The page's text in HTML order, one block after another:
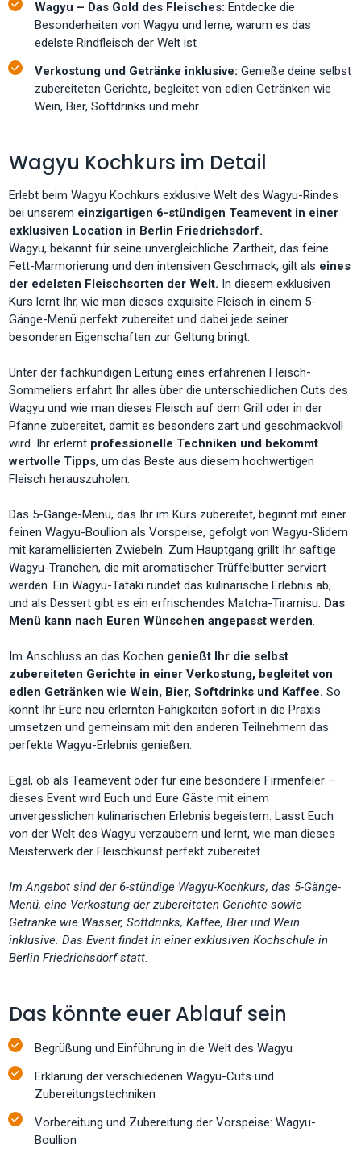
Wagyu – Das Gold des Fleisches: Entdecke die
Besonderheiten von Wagyu und lerne, warum es das
edelste Rindfleisch der Welt ist
Verkostung und Getränke inklusive:Genieße deine selbst
zubereiteten Gerichte, begleitet von edlen Getränken wie
Wein, Bier, Softdrinks und mehr
Wagyu Kochkurs im Detail
Erlebt beim Wagyu Kochkurs exklusive Welt des Wagyu-Rindes
bei unserem einzigartigen 6-stündigen Teamevent in einer
exklusiven Location in Berlin Friedrichsdorf.
Wagyu, bekannt für seine unvergleichliche Zartheit, das feine
Fett-Marmorierung und den intensiven Geschmack, gilt als eines
der edelsten Fleischsorten der Welt. In diesem exklusiven
Kurs lernt Ihr, wie man dieses exquisite Fleisch in einem 5-
Gänge-Menü perfekt zubereitet und dabei jede seiner
besonderen Eigenschaften zur Geltung bringt.
Unter der fachkundigen Leitung eines erfahrenen Fleisch-
Sommeliers erfahrt Ihr alles über die unterschiedlichen Cuts des
Wagyu und wie man dieses Fleisch auf dem Grill oder in der
Pfanne zubereitet, damit es besonders zart und geschmackvoll
wird. Ihr erlernt professionelle Techniken und bekommt
wertvolle Tipps, um das Beste aus diesem hochwertigen
Fleisch herauszuholen.
Das 5-Gänge-Menü, das Ihr im Kurs zubereitet, beginnt mit einer
feinen Wagyu-Boullion als Vorspeise, gefolgt von Wagyu-Slidern
mit karamellisierten Zwiebeln. Zum Hauptgang grillt Ihr saftige
Wagyu-Tranchen, die mit aromatischer Trüffelbutter serviert
werden. Ein Wagyu-Tataki rundet das kulinarische Erlebnis ab,
und als Dessert gibt es ein erfrischendes Matcha-Tiramisu. Das
Menü kann nach Euren Wünschen angepasst werden.
Im Anschluss an das Kochen genießt Ihr die selbst
zubereiteten Gerichte in einer Verkostung, begleitet von
edlen Getränken wie Wein, Bier, Softdrinks und Kaffee.So
könnt Ihr Eure neu erlernten Fähigkeiten sofort in die Praxis
umsetzen und gemeinsam mit den anderen Teilnehmern das
perfekte Wagyu-Erlebnis genießen.
Egal, ob als Teamevent oder für eine besondere Firmenfeier –
dieses Event wird Euch und Eure Gäste mit einem
unvergesslichen kulinarischen Erlebnis begeistern. Lasst Euch
von der Welt des Wagyu verzaubern und lernt, wie man dieses
Meisterwerk der Fleischkunst perfekt zubereitet.
Im Angebot sind der 6-stündige Wagyu-Kochkurs, das 5-Gänge-
Menü, eine Verkostung der zubereiteten Gerichte sowie
Getränke wie Wasser, Softdrinks, Kaffee, Bier und Wein
inklusive. Das Event findet in einer exklusiven Kochschule in
Berlin Friedrichsdorf statt.
Das könnte euer Ablauf sein
Begrüßung und Einführung in die Welt des Wagyu
Erklärung der verschiedenen Wagyu-Cuts und
Zubereitungstechniken
Vorbereitung und Zubereitung der Vorspeise: Wagyu-
Boullion